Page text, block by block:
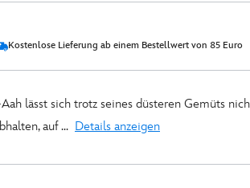
Kostenlose Lieferung ab einem Bestellwert von 85 Euro
lässt sich trotz seines düsteren Gemüts
auf ... Details anzeigen